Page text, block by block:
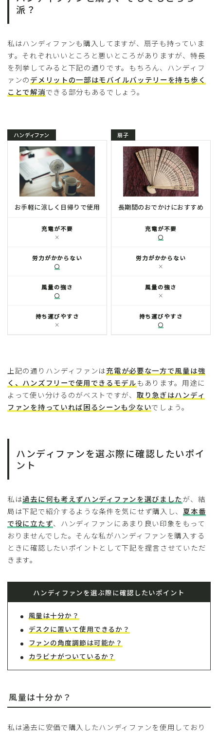
派？
私はハンディファンも購入してますが、扇子も持っていま
す。それぞれいいところと悪いところがありますが、特長
を列挙してみると下記の通りです。もちろん、ハンディフ
ァンのデメリットの一部はモバイルバッテリーを持ち歩く
ことで解消できる部分もあるでしょう。
ハンディファン
お手軽に涼しく日帰りで使用
充電が不要
×
労力がかからない
〇
風量の強さ
〇
持ち運びやすさ
×
扇子
長期間のおでかけにおすすめ
充電が不要
〇
労力がかからない
×
風量の強さ
×
持ち運びやすさ
〇
上記の通りハンディファンは充電が必要な一方で風量は強
く、ハンズフリーで使用できるモデルもあります。用途に
よって使い分けるのがベストですが、 取り急ぎはハンディ
ファンを持っていれば困るシーンも少ないでしょう。
ハンディファンを選ぶ際に確認したいポイ
ント
私は過去に何も考えずハンディファンを選びましたが、結
局は下記で紹介するような条件を気にせず購入し、夏本番
で役に立たず、ハンディファンにあまり良い印象をもって
おりませんでした。そんな私がハンディファンを購入する
ときに確認したいポイントとして下記を提言させていただ
きます。
ハンディファンを選ぶ際に確認したいポイント
風量は十分か？
デスクに置いて使用できるか？
ファンの角度調節は可能か？
カラビナがついているか？
風量は十分か？
私は過去に安価で購入したハンディファンを使用しており